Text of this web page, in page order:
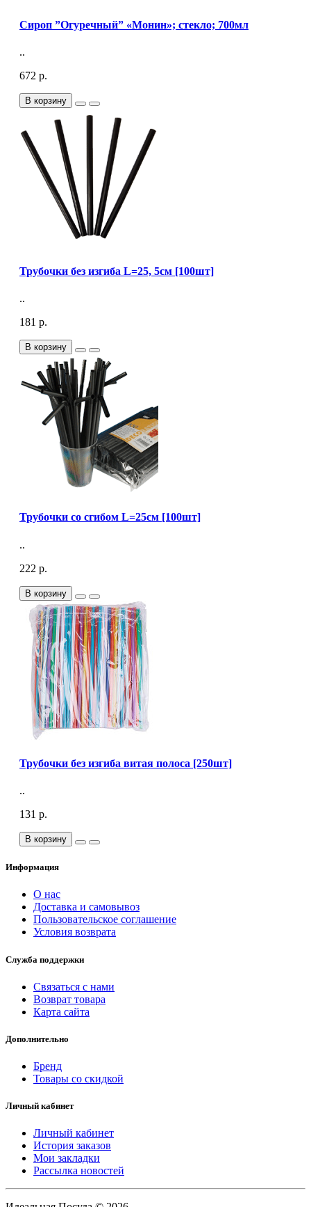
Сироп ”Огуречный” «Монин»; стекло; 700мл
..
672 р.
В корзину
Трубочки без изгиба L=25, 5см [100шт]
..
181 р.
В корзину
Трубочки со сгибом L=25см [100шт]
..
222 р.
В корзину
Трубочки без изгиба витая полоса [250шт]
..
131 р.
В корзину
Информация
О нас
Доставка и самовывоз
Пользовательское соглашение
Условия возврата
Служба поддержки
Связаться с нами
Возврат товара
Карта сайта
Дополнительно
Бренд
Товары со скидкой
Личный кабинет
Личный кабинет
История заказов
Мои закладки
Рассылка новостей